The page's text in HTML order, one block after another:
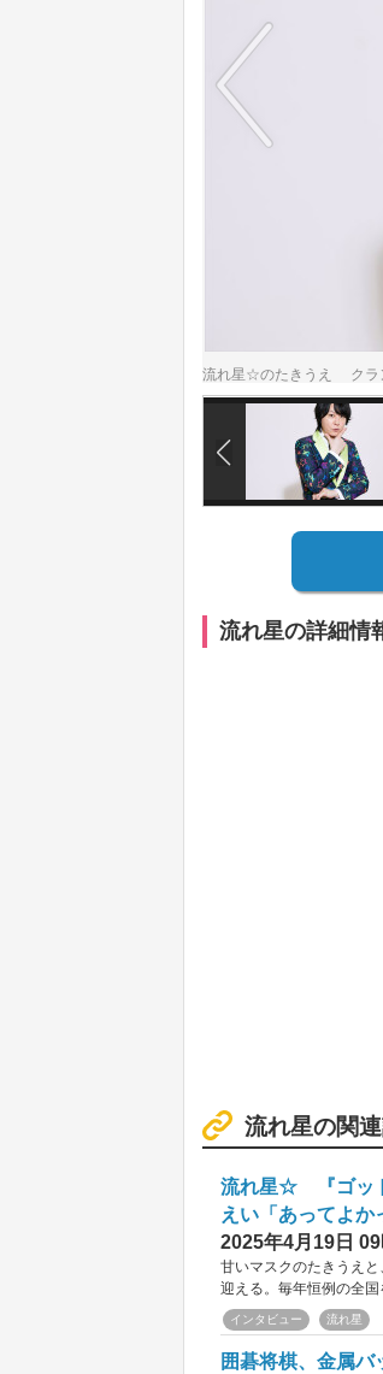
流れ星☆のたきうえ クラ
流れ星の詳細情
流れ星の関
流れ星☆ 『ゴッ
えい「あってよか
2025年4月19日
甘いマスクのたきうえ
迎える。毎年恒例の全
インタビュー 流れ星
囲碁将棋、金属